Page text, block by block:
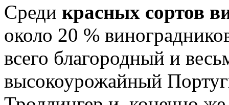
Среди красных сортов
около 20 %
всего благородный и
высокоурожайный